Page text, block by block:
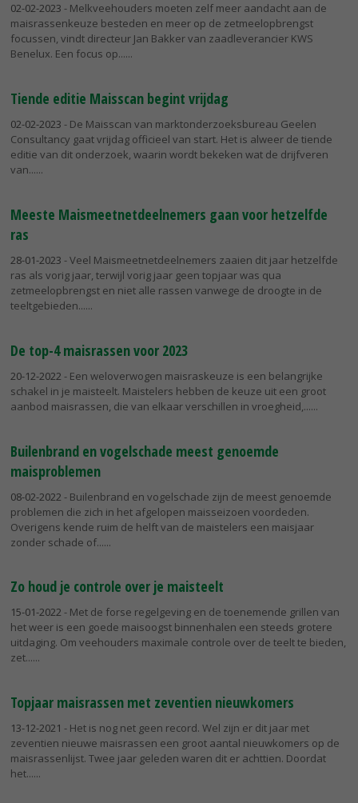
02-02-2023 - Melkveehouders moeten zelf meer aandacht aan de
maisrassenkeuze besteden en meer op de zetmeelopbrengst
focussen, vindt directeur Jan Bakker van zaadleverancier KWS
Benelux. Een focus op...
Tiende editie Maisscan begint vrijdag
02-02-2023 - De Maisscan van marktonderzoeksbureau Geelen
Consultancy gaat vrijdag officieel van start. Het is alweer de tiende
editie van dit onderzoek, waarin wordt bekeken wat de drijfveren
van...
Meeste Maismeetnetdeelnemers gaan voor hetzelfde
ras
28-01-2023 - Veel Maismeetnetdeelnemers zaaien dit jaar hetzelfde
ras als vorig jaar, terwijl vorig jaar geen topjaar was qua
zetmeelopbrengst en niet alle rassen vanwege de droogte in de
teeltgebieden...
De top-4 maisrassen voor 2023
20-12-2022 - Een weloverwogen maisraskeuze is een belangrijke
schakel in je maisteelt. Maistelers hebben de keuze uit een groot
aanbod maisrassen, die van elkaar verschillen in vroegheid,...
Builenbrand en vogelschade meest genoemde
maisproblemen
08-02-2022 - Builenbrand en vogelschade zijn de meest genoemde
problemen die zich in het afgelopen maisseizoen voordeden.
Overigens kende ruim de helft van de maistelers een maisjaar
zonder schade of...
Zo houd je controle over je maisteelt
15-01-2022 - Met de forse regelgeving en de toenemende grillen van
het weer is een goede maisoogst binnenhalen een steeds grotere
uitdaging. Om veehouders maximale controle over de teelt te bieden,
zet...
Topjaar maisrassen met zeventien nieuwkomers
13-12-2021 - Het is nog net geen record. Wel zijn er dit jaar met
zeventien nieuwe maisrassen een groot aantal nieuwkomers op de
maisrassenlijst. Twee jaar geleden waren dit er achttien. Doordat
het...